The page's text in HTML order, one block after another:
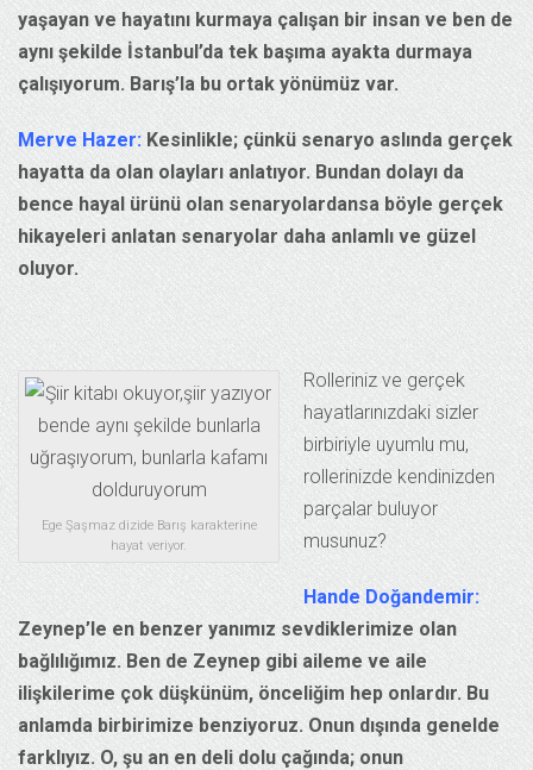
yaşayan ve hayatını kurmaya çalışan bir insan ve ben de
aynı şekilde İstanbul’da tek başıma ayakta durmaya
çalışıyorum. Barış’la bu ortak yönümüz var.
Merve Hazer: Kesinlikle; çünkü senaryo aslında gerçek
hayatta da olan olayları anlatıyor. Bundan dolayı da
bence hayal ürünü olan senaryolardansa böyle gerçek
hikayeleri anlatan senaryolar daha anlamlı ve güzel
oluyor.
Ege Şaşmaz dizide Barış karakterine
hayat veriyor.
Rolleriniz ve gerçek
hayatlarınızdaki sizler
birbiriyle uyumlu mu,
rollerinizde kendinizden
parçalar buluyor
musunuz?
Hande Doğandemir:
Zeynep’le en benzer yanımız sevdiklerimize olan
bağlılığımız. Ben de Zeynep gibi aileme ve aile
ilişkilerime çok düşkünüm, önceliğim hep onlardır. Bu
anlamda birbirimize benziyoruz. Onun dışında genelde
farklıyız. O, şu an en deli dolu çağında; onun